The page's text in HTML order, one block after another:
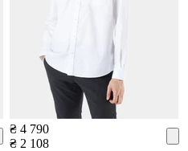
₴ 4 790
₴ 2 108